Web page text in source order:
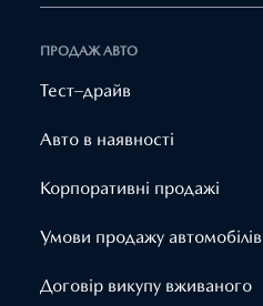
ПРОДАЖ АВТО
Тест–драйв
Авто в наявності
Корпоративні продажі
Умови продажу автомобілів
Договір викупу вживаного